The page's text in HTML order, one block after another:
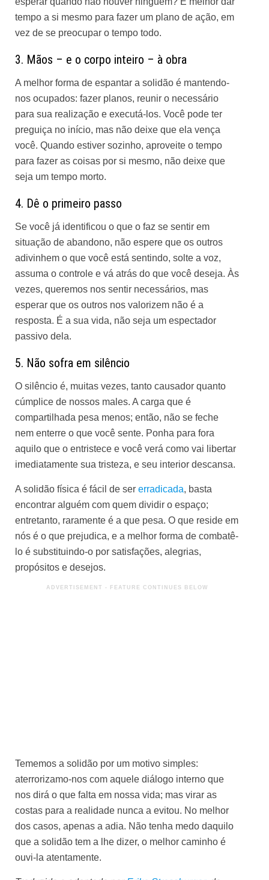
tempo a si mesmo para fazer um plano de ação, em
vez de se preocupar o tempo todo.
3. Mãos – e o corpo inteiro – à obra
A melhor forma de espantar a solidão é mantendo-
nos ocupados: fazer planos, reunir o necessário
para sua realização e executá-los. Você pode ter
preguiça no início, mas não deixe que ela vença
você. Quando estiver sozinho, aproveite o tempo
para fazer as coisas por si mesmo, não deixe que
seja um tempo morto.
4. Dê o primeiro passo
Se você já identificou o que o faz se sentir em
situação de abandono, não espere que os outros
adivinhem o que você está sentindo, solte a voz,
assuma o controle e vá atrás do que você deseja. Às
vezes, queremos nos sentir necessários, mas
esperar que os outros nos valorizem não é a
resposta. É a sua vida, não seja um espectador
passivo dela.
5. Não sofra em silêncio
O silêncio é, muitas vezes, tanto causador quanto
cúmplice de nossos males. A carga que é
compartilhada pesa menos; então, não se feche
nem enterre o que você sente. Ponha para fora
aquilo que o entristece e você verá como vai libertar
imediatamente sua tristeza, e seu interior descansa.
A solidão física é fácil de ser erradicada, basta
encontrar alguém com quem dividir o espaço;
entretanto, raramente é a que pesa. O que reside em
nós é o que prejudica, e a melhor forma de combatê-
lo é substituindo-o por satisfações, alegrias,
propósitos e desejos.
Tememos a solidão por um motivo simples:
aterrorizamo-nos com aquele diálogo interno que
nos dirá o que falta em nossa vida; mas virar as
costas para a realidade nunca a evitou. No melhor
dos casos, apenas a adia. Não tenha medo daquilo
que a solidão tem a lhe dizer, o melhor caminho é
ouvi-la atentamente.